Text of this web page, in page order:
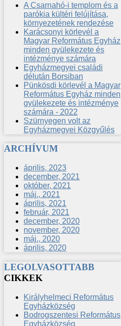
A Csarnahó-i templom és a
parókia kültéri felújítása,
környezetének rendezése
Karácsonyi körlevél a
Magyar Református Egyház
minden gyülekezete és
intézménye számára
Egyházmegyei családi
délután Borsiban
Pünkösdi körlevél a Magyar
Református Egyház minden
gyülekezete és intézménye
számára - 2022
Szürnyegen volt az
Egyházmegyei Közgyűlés
ARCHÍVUM
április, 2023
december, 2021
október, 2021
máj., 2021
április, 2021
február, 2021
december, 2020
november, 2020
máj., 2020
április, 2020
LEGOLVASOTTABB
CIKKEK
Királyhelmeci Református
Egyházközség
Bodrogszentesi Református
Egyházközség